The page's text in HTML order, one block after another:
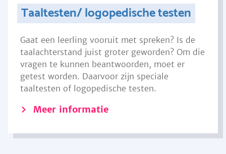
Taaltesten/ logopedische testen
Gaat een leerling vooruit met spreken? Is de
taalachterstand juist groter geworden? Om die
vragen te kunnen beantwoorden, moet er
getest worden. Daarvoor zijn speciale
taaltesten of logopedische testen.
Meer informatie